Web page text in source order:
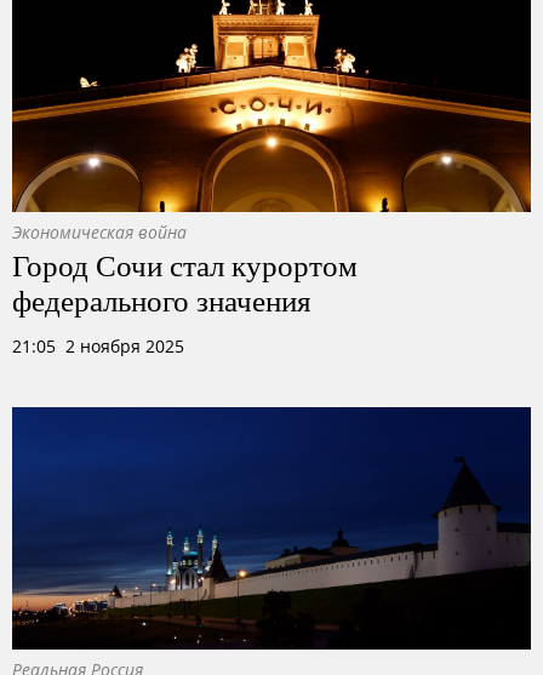
Экономическая война
Город Сочи стал курортом
федерального значения
21:05 2 ноября 2025
Реальная Россия